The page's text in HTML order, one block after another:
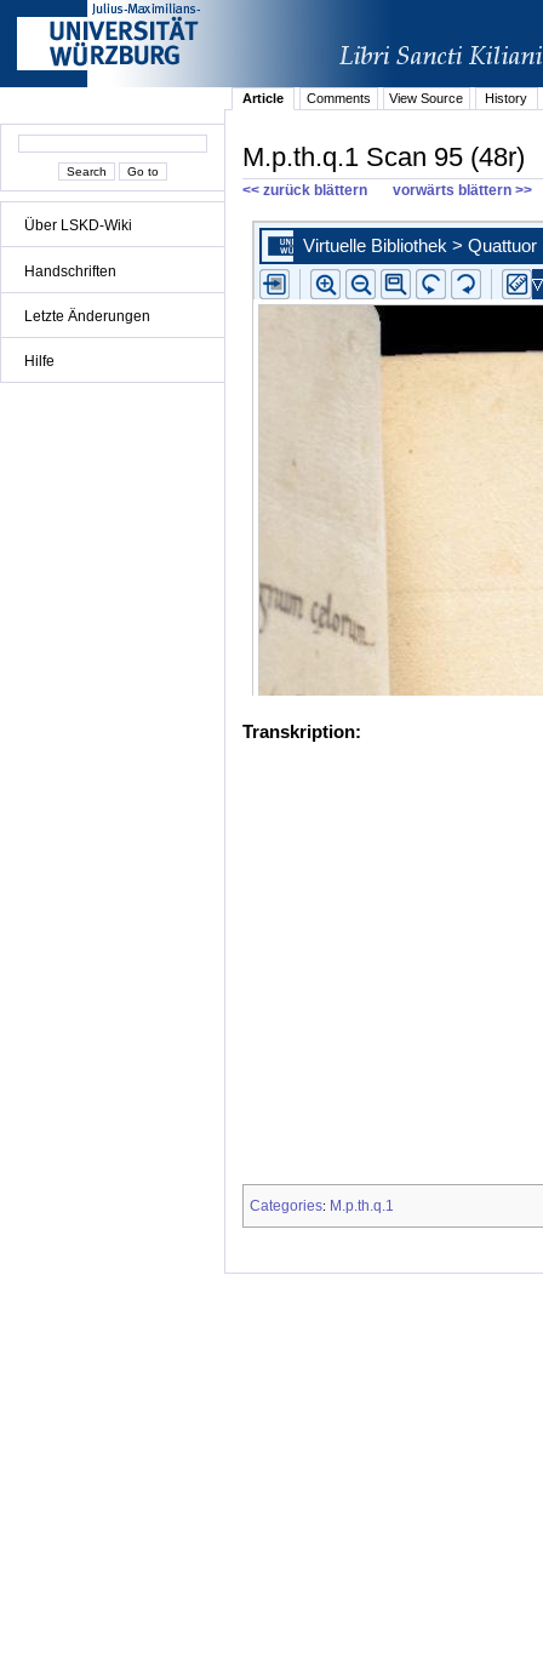
Über LSKD-Wiki
Handschriften
Letzte Änderungen
Hilfe
Article Comments View Source History
M.p.th.q.1 Scan 95 (48r)
<< zurück blättern vorwärts blättern >>
Transkription:
Categories: M.p.th.q.1